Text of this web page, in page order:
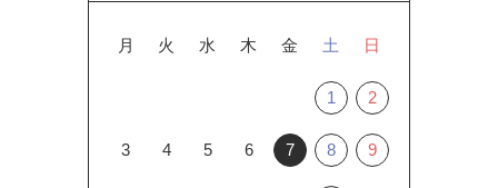
月 火 水 木 金 土 日
1 2
3 4 5 6 7 8 9